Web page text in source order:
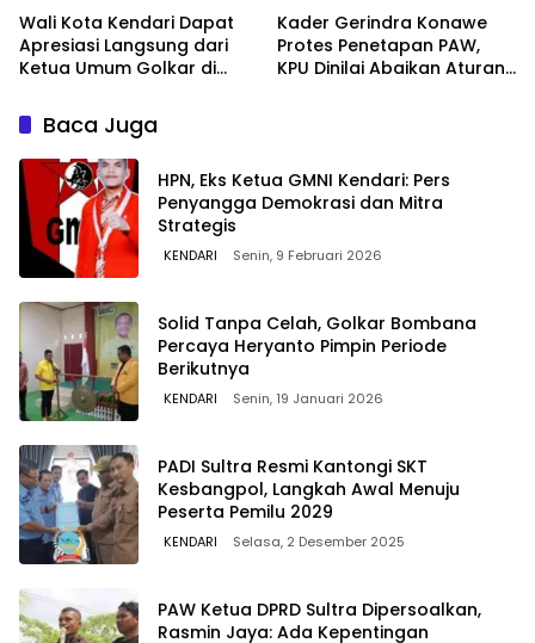
Wali Kota Kendari Dapat
Apresiasi Langsung dari
Ketua Umum Golkar di
Kader Gerindra Konawe
Protes Penetapan PAW,
KPU Dinilai Abaikan Aturan
Baca Juga
HPN, Eks Ketua GMNI Kendari: Pers
Penyangga Demokrasi dan Mitra
Strategis
KENDARI Senin, 9 Februari 2026
Solid Tanpa Celah, Golkar Bombana
Percaya Heryanto Pimpin Periode
Berikutnya
KENDARI Senin, 19 Januari 2026
PADI Sultra Resmi Kantongi SKT
Kesbangpol, Langkah Awal Menuju
Peserta Pemilu 2029
KENDARI Selasa, 2 Desember 2025
PAW Ketua DPRD Sultra Dipersoalkan,
Rasmin Jaya: Ada Kepentingan